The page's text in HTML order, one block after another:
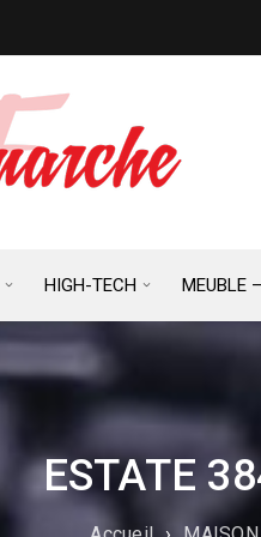
HIGH-TECH MEUBLE
ESTATE